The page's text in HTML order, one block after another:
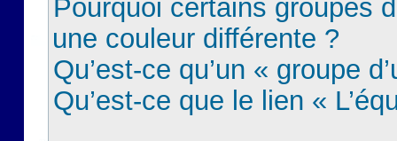
Pourquoi certains groupes
une couleur différente ?
Qu’est-ce qu’un « groupe
Qu’est-ce que le lien «